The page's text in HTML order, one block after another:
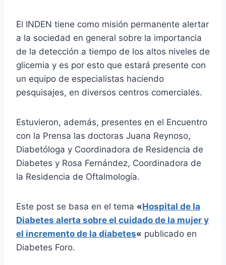
El INDEN tiene como misión permanente alertar
a la sociedad en general sobre la importancia
de la detección a tiempo de los altos niveles de
glicemia y es por esto que estará presente con
un equipo de especialistas haciendo
pesquisajes, en diversos centros comerciales.
Estuvieron, además, presentes en el Encuentro
con la Prensa las doctoras Juana Reynoso,
Diabetóloga y Coordinadora de Residencia de
Diabetes y Rosa Fernández, Coordinadora de
la Residencia de Oftalmología.
Este post se basa en el tema «Hospital de la
Diabetes alerta sobre el cuidado de la mujer y
el incremento de la diabetes« publicado en
Diabetes Foro.